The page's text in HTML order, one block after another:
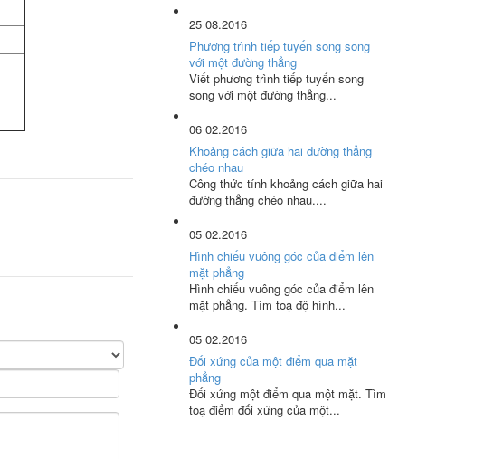
25 08.2016
Phương trình tiếp tuyến song song
với một đường thẳng
Viết phương trình tiếp tuyến song
song với một đường thẳng...
06 02.2016
Khoảng cách giữa hai đường thẳng
chéo nhau
Công thức tính khoảng cách giữa hai
đường thẳng chéo nhau....
05 02.2016
Hình chiếu vuông góc của điểm lên
mặt phẳng
Hình chiếu vuông góc của điểm lên
mặt phẳng. Tìm toạ độ hình...
05 02.2016
Đối xứng của một điểm qua mặt
phẳng
Đối xứng một điểm qua một mặt. Tìm
toạ điểm đối xứng của một...